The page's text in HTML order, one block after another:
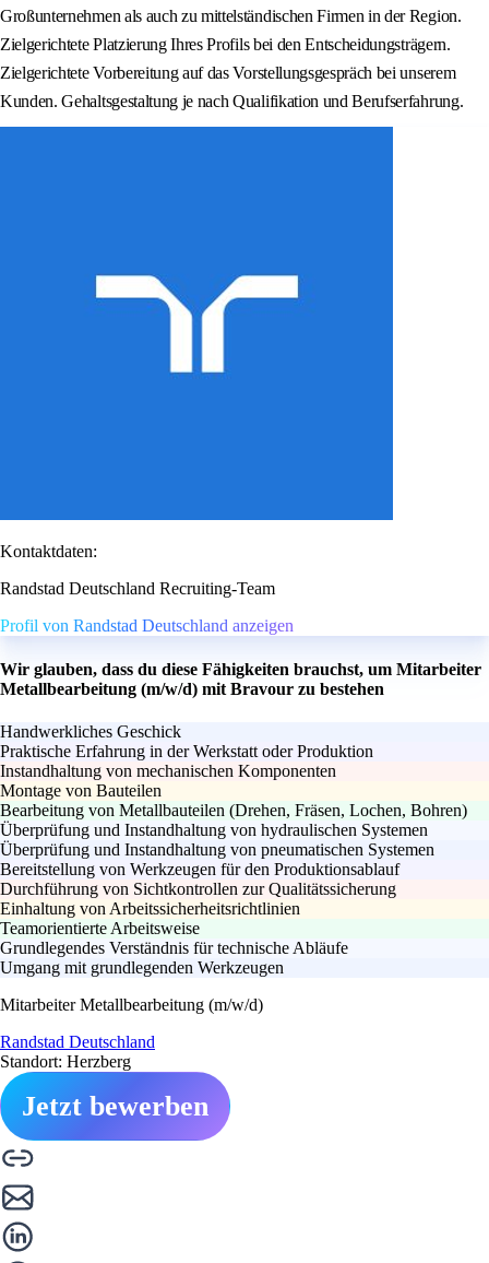
Großunternehmen als auch zu mittelständischen Firmen in der Region.
Zielgerichtete Platzierung Ihres Profils bei den Entscheidungsträgern.
Zielgerichtete Vorbereitung auf das Vorstellungsgespräch bei unserem
Kunden. Gehaltsgestaltung je nach Qualifikation und Berufserfahrung.
Kontaktdaten:
Randstad Deutschland Recruiting-Team
Profil von Randstad Deutschland anzeigen
Wir glauben, dass du diese Fähigkeiten brauchst, um Mitarbeiter
Metallbearbeitung (m/w/d) mit Bravour zu bestehen
Handwerkliches Geschick
Praktische Erfahrung in der Werkstatt oder Produktion
Instandhaltung von mechanischen Komponenten
Montage von Bauteilen
Bearbeitung von Metallbauteilen (Drehen, Fräsen, Lochen, Bohren)
Überprüfung und Instandhaltung von hydraulischen Systemen
Überprüfung und Instandhaltung von pneumatischen Systemen
Bereitstellung von Werkzeugen für den Produktionsablauf
Durchführung von Sichtkontrollen zur Qualitätssicherung
Einhaltung von Arbeitssicherheitsrichtlinien
Teamorientierte Arbeitsweise
Grundlegendes Verständnis für technische Abläufe
Umgang mit grundlegenden Werkzeugen
Mitarbeiter Metallbearbeitung (m/w/d)
Randstad Deutschland
Standort: Herzberg
Jetzt bewerben